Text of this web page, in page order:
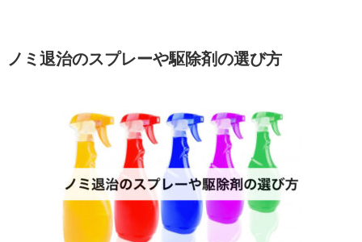
ノミ退治のスプレーや駆除剤の選び方